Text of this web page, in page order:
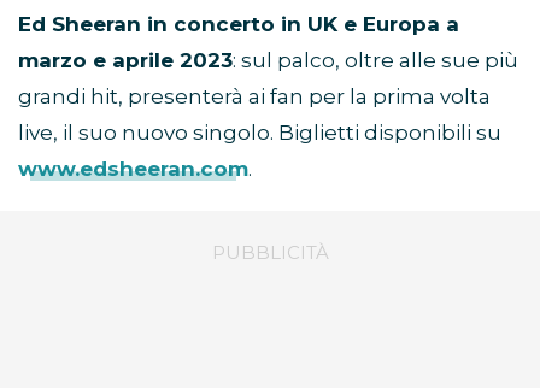
Ed Sheeran in concerto in UK e Europa a
marzo e aprile 2023: sul palco, oltre alle sue più
grandi hit, presenterà ai fan per la prima volta
live, il suo nuovo singolo. Biglietti disponibili su
www.edsheeran.com.